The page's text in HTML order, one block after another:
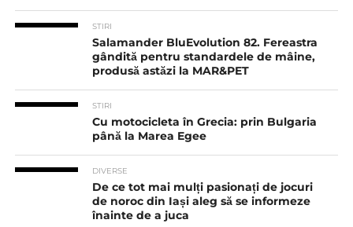
STIRI
Salamander BluEvolution 82. Fereastra
gândită pentru standardele de mâine,
produsă astăzi la MAR&PET
STIRI
Cu motocicleta în Grecia: prin Bulgaria
până la Marea Egee
DIVERSE
De ce tot mai mulți pasionați de jocuri
de noroc din Iași aleg să se informeze
înainte de a juca